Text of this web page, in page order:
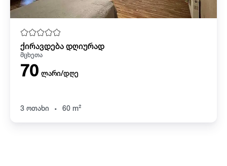
ქირავდება დღიურად
მცხეთა
70 ლარი/დღე
3 ოთახი . 60 m²